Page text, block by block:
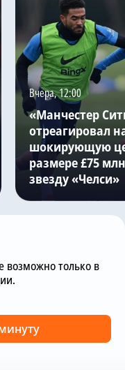
Вчера, 12:00
«Манчестер
отреагировал
шокирующую
размере £75
звезду «Челси»
возможно только в